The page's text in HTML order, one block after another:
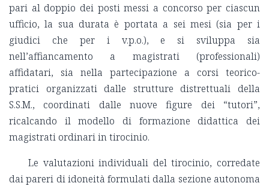
pari al doppio dei posti messi a concorso per ciascun
ufficio, la sua durata è portata a sei mesi (sia per i
giudici che per i v.p.o.), e si sviluppa sia
nell’affiancamento a magistrati (professionali)
affidatari, sia nella partecipazione a corsi teorico-
pratici organizzati dalle strutture distrettuali della
S.S.M., coordinati dalle nuove figure dei “tutori”,
ricalcando il modello di formazione didattica dei
magistrati ordinari in tirocinio.
Le valutazioni individuali del tirocinio, corredate
dai pareri di idoneità formulati dalla sezione autonoma